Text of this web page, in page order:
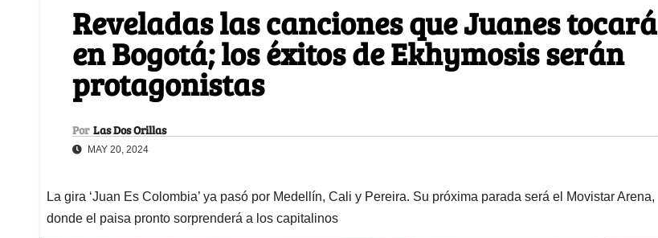
Reveladas las canciones que Juanes tocará
en Bogotá; los éxitos de Ekhymosis serán
protagonistas
Por Las Dos Orillas
MAY 20, 2024
La gira ‘Juan Es Colombia’ ya pasó por Medellín, Cali y Pereira. Su próxima parada será el Movistar Arena,
donde el paisa pronto sorprenderá a los capitalinos